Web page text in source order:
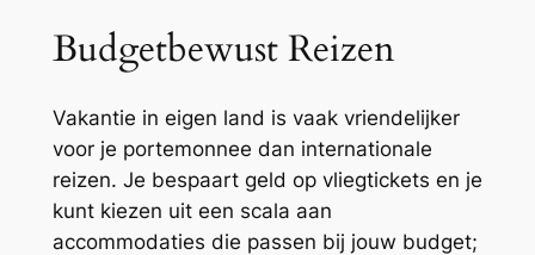
Budgetbewust Reizen
Vakantie in eigen land is vaak vriendelijker
voor je portemonnee dan internationale
reizen. Je bespaart geld op vliegtickets en je
kunt kiezen uit een scala aan
accommodaties die passen bij jouw budget;